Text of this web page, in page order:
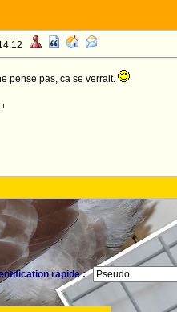
pense pas, ca se verrait.
!
rapide :